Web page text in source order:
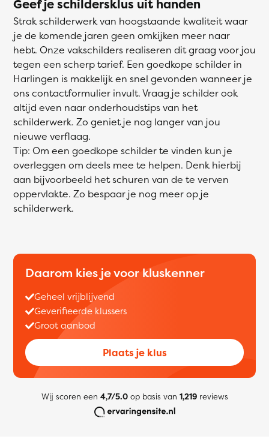
Geef je schildersklus uit handen
Strak schilderwerk van hoogstaande kwaliteit waar
je de komende jaren geen omkijken meer naar
hebt. Onze vakschilders realiseren dit graag voor jou
tegen een scherp tarief. Een goedkope schilder in
Harlingen is makkelijk en snel gevonden wanneer je
ons contactformulier invult. Vraag je schilder ook
altijd even naar onderhoudstips van het
schilderwerk. Zo geniet je nog langer van jou
nieuwe verflaag.
Tip: Om een goedkope schilder te vinden kun je
overleggen om deels mee te helpen. Denk hierbij
aan bijvoorbeeld het schuren van de te verven
oppervlakte. Zo bespaar je nog meer op je
schilderwerk.
Daarom kies je voor kluskenner
Geheel vrijblijvend
Geverifieerde klussers
Groot aanbod
Plaats je klus
Wij scoren een 4,7/5.0op basis van 1,219reviews